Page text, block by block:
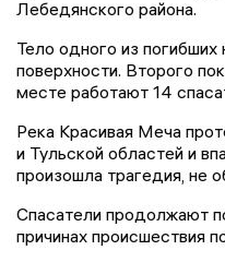
Лебедянского района.
Тело одного из
поверхности. Второго
месте работают 14
Река Красивая Меча
и Тульской областей и
произошла трагедия, не
Спасатели продолжают
причинах происшествия